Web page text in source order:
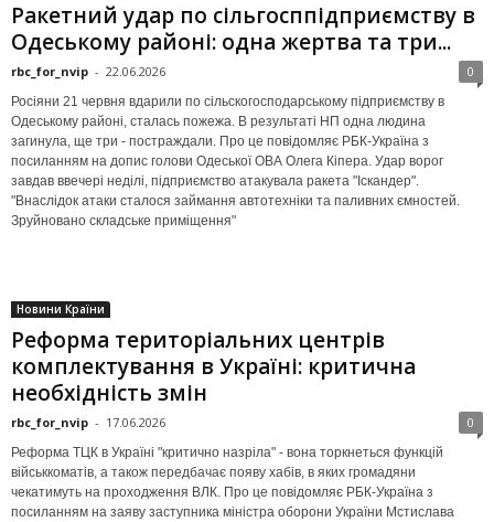
Ракетний удар по сільгосппідприємству в
Одеському районі: одна жертва та три...
rbc_for_nvip - 22.06.2026 0
Росіяни 21 червня вдарили по сільскогосподарському підприємству в
Одеському районі, сталась пожежа. В результаті НП одна людина
загинула, ще три - постраждали. Про це повідомляє РБК-Україна з
посиланням на допис голови Одеської ОВА Олега Кіпера. Удар ворог
завдав ввечері неділі, підприємство атакувала ракета "Іскандер".
"Внаслідок атаки сталося займання автотехніки та паливних ємностей.
Зруйновано складське приміщення"
Новини Країни
Реформа територіальних центрів
комплектування в Україні: критична
необхідність змін
rbc_for_nvip - 17.06.2026 0
Реформа ТЦК в Україні "критично назріла" - вона торкнеться функцій
військкоматів, а також передбачає появу хабів, в яких громадяни
чекатимуть на проходження ВЛК. Про це повідомляє РБК-Україна з
посиланням на заяву заступника міністра оборони України Мстислава